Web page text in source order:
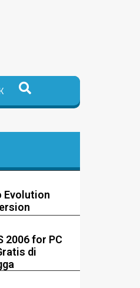
Evolution
2006 for PC
di